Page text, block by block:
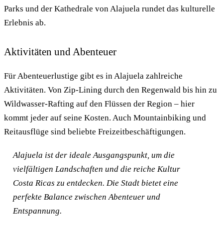
Parks und der Kathedrale von Alajuela rundet das kulturelle
Erlebnis ab.
Aktivitäten und Abenteuer
Für Abenteuerlustige gibt es in Alajuela zahlreiche
Aktivitäten. Von Zip-Lining durch den Regenwald bis hin zu
Wildwasser-Rafting auf den Flüssen der Region – hier
kommt jeder auf seine Kosten. Auch Mountainbiking und
Reitausflüge sind beliebte Freizeitbeschäftigungen.
Alajuela ist der ideale Ausgangspunkt, um die
vielfältigen Landschaften und die reiche Kultur
Costa Ricas zu entdecken. Die Stadt bietet eine
perfekte Balance zwischen Abenteuer und
Entspannung.